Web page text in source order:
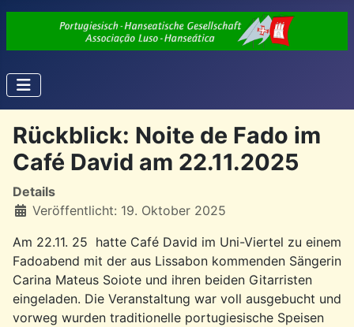
Rückblick: Noite de Fado im
Café David am 22.11.2025
Details
Veröffentlicht: 19. Oktober 2025
Am 22.11. 25 hatte Café David im Uni-Viertel zu einem
Fadoabend mit der aus Lissabon kommenden Sängerin
Carina Mateus Soiote und ihren beiden Gitarristen
eingeladen. Die Veranstaltung war voll ausgebucht und
vorweg wurden traditionelle portugiesische Speisen